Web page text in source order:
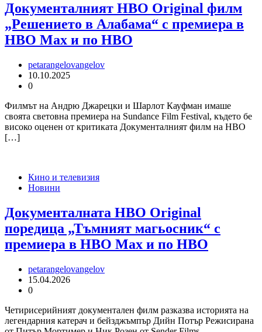
Документалният HBO Original филм
„Решението в Алабама“ с премиера в
HBO Max и по HBO
petarangelovangelov
10.10.2025
0
Филмът на Андрю Джарецки и Шарлот Кауфман имаше
своята световна премиера на Sundance Film Festival, където бе
високо оценен от критиката Документалният филм на HBO
[…]
Кино и телевизия
Новини
Документалната HBO Original
поредица „Тъмният магьосник“ с
премиера в HBO Max и по HBO
petarangelovangelov
15.04.2026
0
Четирисерийният документален филм разказва историята на
легендарния катерач и бейзджъмпър Дийн Потър Режисирана